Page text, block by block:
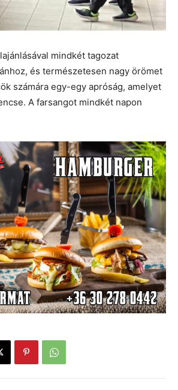
mindkét tagozat
és természetesen nagy örömet
számára egy-egy apróság, amelyet
A farsangot mindkét napon